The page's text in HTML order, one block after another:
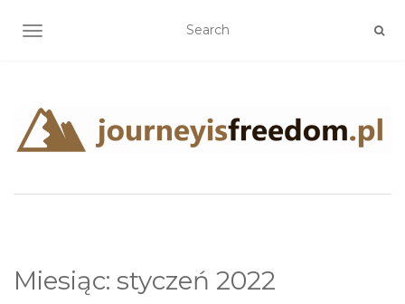
TOGGLE NAVIGATION
Miesiąc: styczeń 2022